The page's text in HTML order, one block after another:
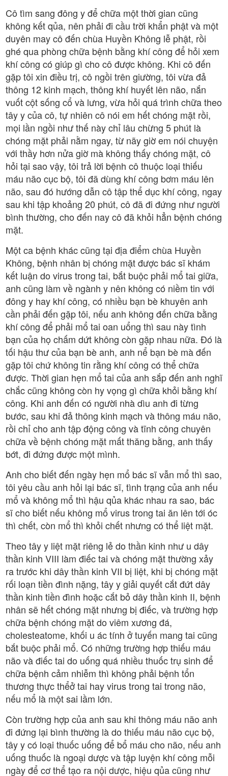
Cô tìm sang đông y để chữa một thời gian cũng
không kết qủa, nên phải đi cầu trời khẩn phật và một
duyên may cô đến chùa Huyền Không lễ phật, rồi
ghé qua phòng chữa bệnh bằng khí công để hỏi xem
khí công có giúp gì cho cô được không. Khi cô đến
gặp tôi xin điều trị, cô ngồi trên giường, tôi vừa đả
thông 12 kinh mạch, thông khí huyết lên não, nắn
vuốt cột sống cổ và lưng, vừa hỏi quá trình chữa theo
tây y của cô, tự nhiên cô nói em hết chóng mặt rồi,
mọi lần ngồi như thế này chỉ lâu chừng 5 phút là
chóng mặt phải nằm ngay, từ nãy giờ em nói chuyện
với thầy hơn nửa giờ mà không thấy chóng mặt, cô
hỏi tại sao vậy, tôi trả lời bệnh cô thuộc loại thiếu
máu não cục bộ, tôi đã dùng khí công bơm máu lên
não, sau đó hướng dẫn cô tập thể dục khí công, ngay
sau khi tập khoảng 20 phút, cô đã đi đứng như người
bình thường, cho đến nay cô đã khỏi hẳn bệnh chóng
mặt.
Một ca bệnh khác cũng tại địa điểm chùa Huyền
Không, bệnh nhân bị chóng mặt được bác sĩ khám
kết luận do virus trong tai, bắt buộc phải mổ tai giữa,
anh cũng làm về ngành y nên không có niềm tin với
đông y hay khí công, có nhiều bạn bè khuyên anh
cần phải đến gặp tôi, nếu anh không đến chữa bằng
khí công để phải mổ tai oan uổng thì sau này tình
bạn của họ chấm dứt không còn gặp nhau nữa. Đó là
tối hậu thư của bạn bè anh, anh nể bạn bè mà đến
gặp tôi chứ không tin rằng khí công có thể chữa
được. Thời gian hẹn mổ tai của anh sắp đến anh nghĩ
chắc cũng không còn hy vọng gì chữa khỏi bằng khí
công. Khi anh đến có người nhà dìu anh đi từng
bước, sau khi đả thông kinh mạch và thông máu não,
rồi chỉ cho anh tập động công và tĩnh công chuyên
chữa về bệnh chóng mặt mất thăng bằng, anh thấy
bớt, đi đứng được một mình.
Anh cho biết đến ngày hẹn mổ bác sĩ vẫn mổ thì sao,
tôi yêu cầu anh hỏi lại bác sĩ, tình trạng của anh nếu
mổ và không mổ thì hậu qủa khác nhau ra sao, bác
sĩ cho biết nếu không mổ virus trong tai ăn lên tới óc
thì chết, còn mổ thì khỏi chết nhưng có thể liệt mặt.
Theo tây y liệt mặt riêng lẻ do thần kinh như u dây
thần kinh VIII làm điếc tai và chóng mặt thường xảy
ra trước khi dây thần kinh VII bị liệt, khi bị chóng mặt
rối loạn tiền đình nặng, tây y giải quyết cắt đứt dây
thần kinh tiền đình hoặc cắt bỏ dây thần kinh II, bệnh
nhân sẽ hết chóng mặt nhưng bị điếc, và trường hợp
chữa bệnh chóng mặt do viêm xương đá,
cholesteatome, khối u ác tính ở tuyến mang tai cũng
bắt buộc phải mổ. Có những trường hợp thiếu máu
não và điếc tai do uống quá nhiều thuốc trụ sinh để
chữa bệnh cảm nhiễm thì không phải bệnh tổn
thương thực thểở tai hay virus trong tai trong não,
nếu mổ là một sai lầm lớn.
Còn trường hợp của anh sau khi thông máu não anh
đi đứng lại bình thường là do thiếu máu não cục bộ,
tây y có loại thuốc uống để bổ máu cho não, nếu anh
uống thuốc là ngoại dược và tập luyện khí công mỗi
ngày để cơ thể tạo ra nội dược, hiệu qủa cũng như